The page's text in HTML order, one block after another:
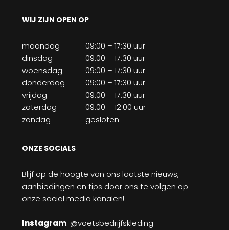
WIJ ZIJN OPEN OP
maandag
09:00 – 17:30 uur
dinsdag
09:00 – 17:30 uur
woensdag
09:00 – 17:30 uur
donderdag
09:00 – 17:30 uur
vrijdag
09:00 – 17:30 uur
zaterdag
09:00 – 12:00 uur
zondag
gesloten
ONZE SOCIALS
Blijf op de hoogte van ons laatste nieuws,
aanbiedingen en tips door ons te volgen op
onze social media kanalen!
Instagram: @voetsbedrijfskleding